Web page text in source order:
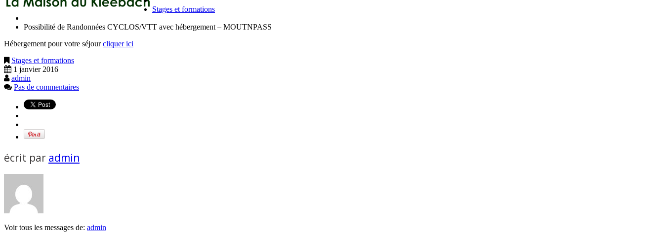
Stages et formations
Possibilité de Randonnées CYCLOS/VTT avec hébergement – MOUTNPASS
Hébergement pour votre séjourcliquer ici
Stages et formations
1 janvier 2016
admin
Pas de commentaires
écrit par admin
Voir tous les messages de: admin